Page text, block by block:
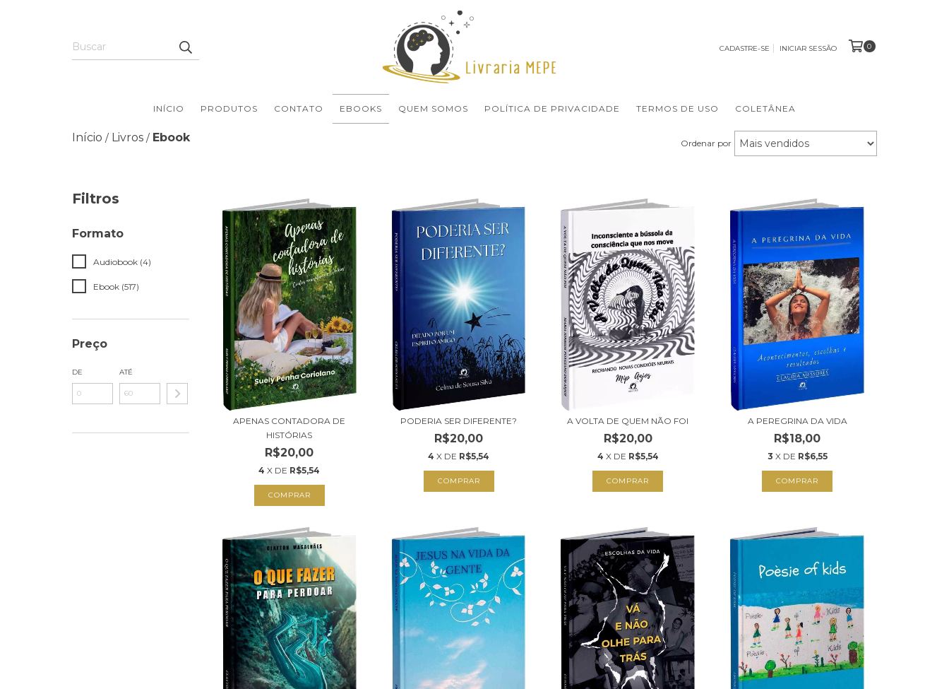
CADASTRE-SE INICIAR SESSÃO 0
INÍCIO PRODUTOS CONTATO EBOOKS QUEM SOMOS POLÍTICA DE PRIVACIDADE TERMOS DE USO COLETÂNEA
Início / Livros / Ebook Ordenar por
Filtros
Formato
Audiobook (4)
Ebook (517)
Preço
DE ATÉ
APENAS CONTADORA DE
HISTÓRIAS
R$20,00
4 X DE R$5,54
COMPRAR
PODERIA SER DIFERENTE?
R$20,00
4 X DE R$5,54
COMPRAR
A VOLTA DE QUEM NÃO FOI
R$20,00
4 X DE R$5,54
COMPRAR
A PEREGRINA DA VIDA
R$18,00
3 X DE R$6,55
COMPRAR